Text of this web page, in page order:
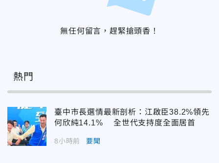
無任何留言，趕緊搶頭香！
熱門
臺中市長選情最新剖析：江啟臣38.2%領先
何欣純14.1% 全世代支持度全面居首
8小時前 要聞